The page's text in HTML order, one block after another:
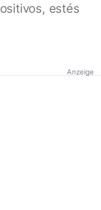
estés
Anzeige